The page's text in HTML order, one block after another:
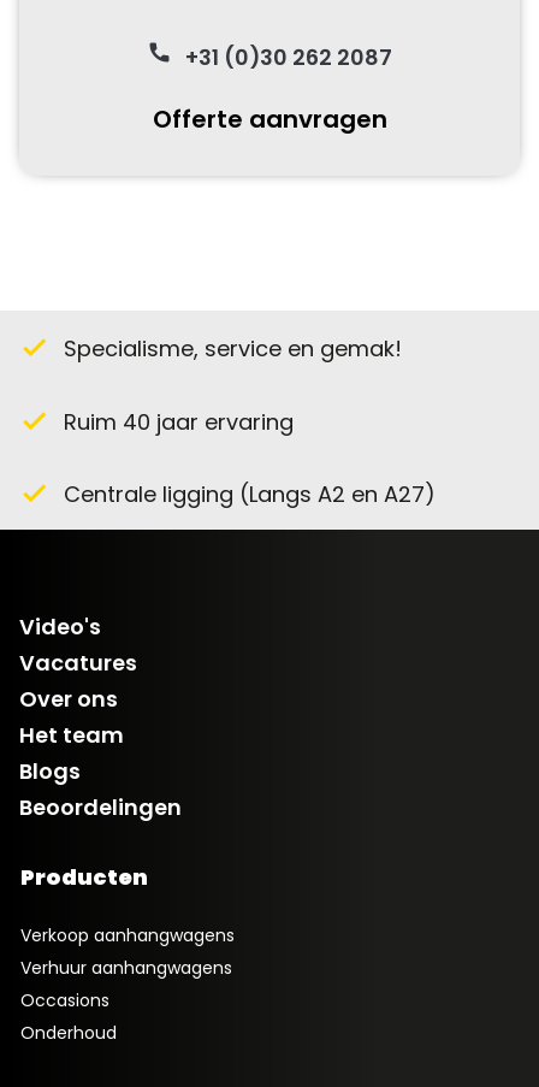
phone +31 (0)30 262 2087
Offerte aanvragen
check Specialisme, service en gemak!
check Ruim 40 jaar ervaring
check Centrale ligging (Langs A2 en A27)
Video's
Vacatures
Over ons
Het team
Blogs
Beoordelingen
Producten
Verkoop aanhangwagens
Verhuur aanhangwagens
Occasions
Onderhoud